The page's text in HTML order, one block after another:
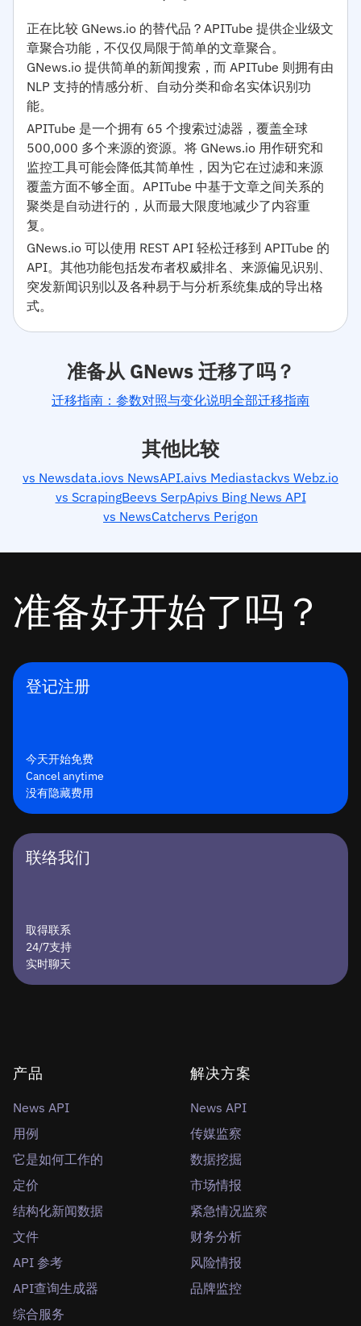
正在比较 GNews.io 的替代品？APITube 提供企业级文
章聚合功能，不仅仅局限于简单的文章聚合。
GNews.io 提供简单的新闻搜索，而 APITube 则拥有由
NLP 支持的情感分析、自动分类和命名实体识别功
能。
APITube 是一个拥有 65 个搜索过滤器，覆盖全球
500,000 多个来源的资源。将 GNews.io 用作研究和
监控工具可能会降低其简单性，因为它在过滤和来源
覆盖方面不够全面。APITube 中基于文章之间关系的
聚类是自动进行的，从而最大限度地减少了内容重
复。
GNews.io 可以使用 REST API 轻松迁移到 APITube 的
API。其他功能包括发布者权威排名、来源偏见识别、
突发新闻识别以及各种易于与分析系统集成的导出格
式。
准备从 GNews 迁移了吗？
迁移指南：参数对照与变化说明全部迁移指南
其他比较
vs Newsdata.iovs NewsAPI.aivs Mediastackvs Webz.io
vs ScrapingBeevs SerpApivs Bing News API
vs NewsCatchervs Perigon
准备好开始了吗？
登记注册
今天开始免费
Cancel anytime
没有隐藏费用
联络我们
取得联系
24/7支持
实时聊天
产品
News API
用例
它是如何工作的
定价
结构化新闻数据
文件
API 参考
API查询生成器
综合服务
解决方案
News API
传媒监察
数据挖掘
市场情报
紧急情况监察
财务分析
风险情报
品牌监控